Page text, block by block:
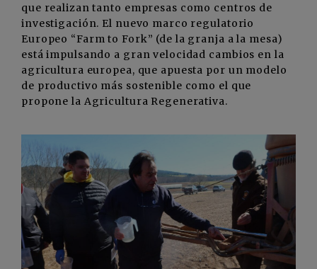
que realizan tanto empresas como centros de
investigación. El nuevo marco regulatorio
Europeo “Farm to Fork” (de la granja a la mesa)
está impulsando a gran velocidad cambios en la
agricultura europea, que apuesta por un modelo
de productivo más sostenible como el que
propone la Agricultura Regenerativa.